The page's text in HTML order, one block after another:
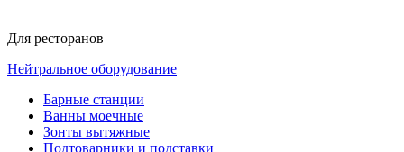
Для ресторанов
Нейтральное оборудование
Барные станции
Ванны моечные
Зонты вытяжные
Подтоварники и подставки